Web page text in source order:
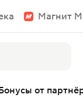
Магнит
от